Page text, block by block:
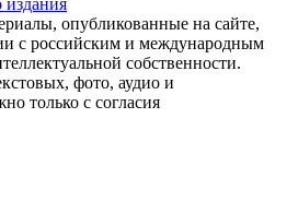
издания
опубликованные на сайте,
с российским и международным
собственности.
фото, аудио и
только с согласия